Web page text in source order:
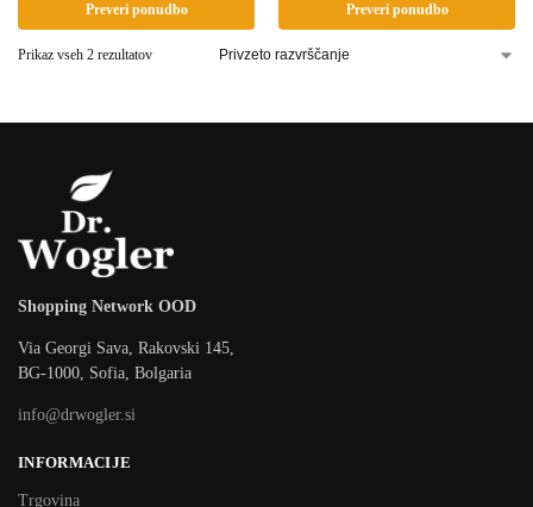
Preveri ponudbo Preveri ponudbo
Prikaz vseh 2 rezultatov
Shopping Network OOD
Via Georgi Sava, Rakovski 145,
BG-1000, Sofia, Bolgaria
info@drwogler.si
INFORMACIJE
Trgovina